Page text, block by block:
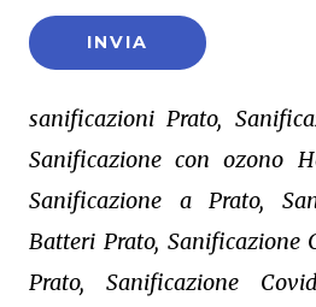
sanificazioni Prato,
Sanificazione con ozono
Sanificazione a Prato,
Batteri Prato, Sanificazione
Prato, Sanificazione